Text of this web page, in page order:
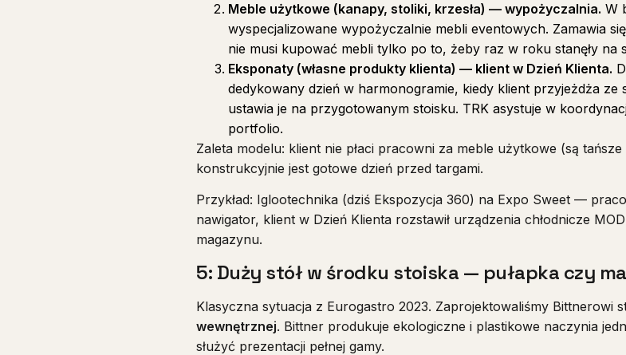
Meble użytkowe (kanapy, stoliki, krzesła) — wypożyczalnia. W
wyspecjalizowane wypożyczalnie mebli eventowych. Zamawia
nie musi kupować mebli tylko po to, żeby raz w roku stanęły na
Eksponaty (własne produkty klienta) — klient w Dzień Klienta.
dedykowany dzień w harmonogramie, kiedy klient przyjeżdża ze
ustawia je na przygotowanym stoisku. TRK asystuje w
portfolio.
Zaleta modelu: klient nie płaci pracowni za meble użytkowe (są
konstrukcyjnie jest gotowe dzień przed targami.
Przykład: Iglootechnika (dziś Ekspozycja 360) na Expo Sweet —
nawigator, klient w Dzień Klienta rozstawił urządzenia chłodnicze
magazynu.
5: Duży stół w środku stoiska — pułapka czy
Klasyczna sytuacja z Eurogastro 2023. Zaprojektowaliśmy Bittnerowi
wewnętrznej. Bittner produkuje ekologiczne i plastikowe naczynia
służyć prezentacji pełnej gamy.